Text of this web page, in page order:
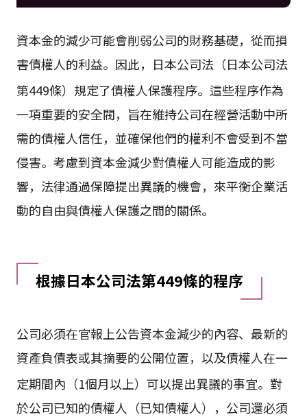
資本金的減少可能會削弱公司的財務基礎，從而損
害債權人的利益。因此，日本公司法（日本公司法
第449條） 規定了債權人保護程序。這些程序作為
一項重要的安全閥，旨在維持公司在經營活動中所
需的債權人信任，並確保他們的權利不會受到不當
侵害。考慮到資本金減少對債權人可能造成的影
響，法律通過保障提出異議的機會，來平衡企業活
動的自由與債權人保護之間的關係。
根據日本公司法第449條的程序
公司必須在官報上公告資本金減少的內容、最新的
資產負債表或其摘要的公開位置，以及債權人在一
定期間內（1個月以上）可以提出異議的事宜。對
於公司已知的債權人（已知債權人），公司還必須